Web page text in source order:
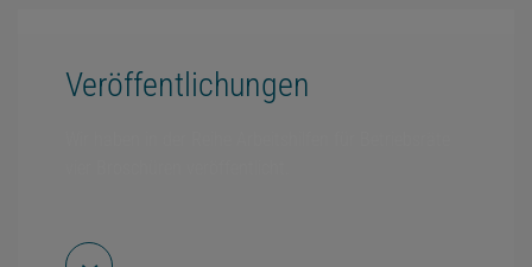
Veröffentlichungen